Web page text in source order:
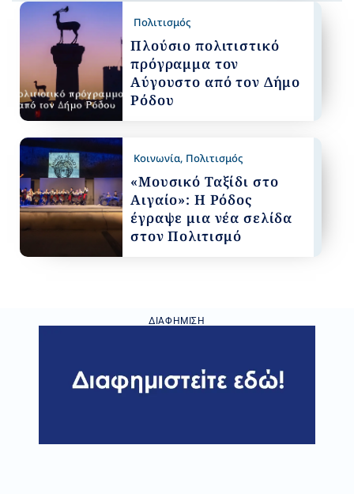
Πολιτισμός
Πλούσιο πολιτιστικό
πρόγραμμα τον
Αύγουστο από τον Δήμο
Ρόδου
Κοινωνία, Πολιτισμός
«Μουσικό Ταξίδι στο
Αιγαίο»: Η Ρόδος
έγραψε μια νέα σελίδα
στον Πολιτισμό
ΔΙΑΦΉΜΙΣΗ